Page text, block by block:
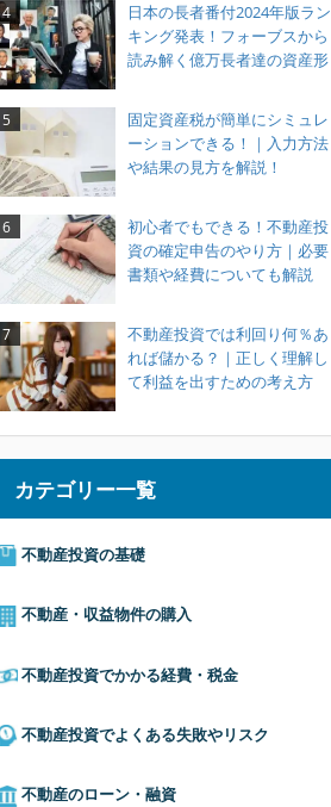
4
日本の長者番付2024年版ラン
キング発表！フォーブスから
読み解く億万長者達の資産形
5
固定資産税が簡単にシミュレ
ーションできる！｜入力方法
や結果の見方を解説！
6
初心者でもできる！不動産投
資の確定申告のやり方｜必要
書類や経費についても解説
7
不動産投資では利回り何％あ
れば儲かる？｜正しく理解し
て利益を出すための考え方
カテゴリー一覧
不動産投資の基礎
不動産・収益物件の購入
不動産投資でかかる経費・税金
不動産投資でよくある失敗やリスク
不動産のローン・融資